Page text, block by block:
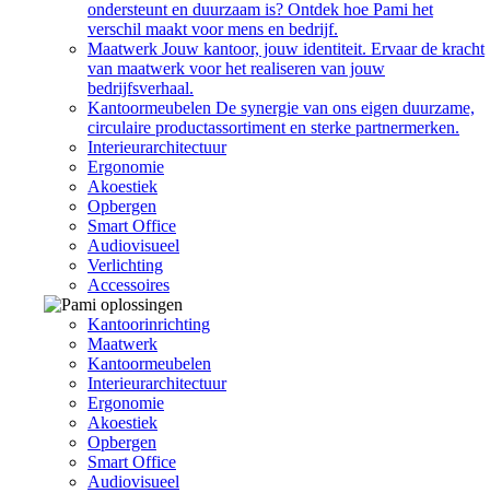
ondersteunt en duurzaam is? Ontdek hoe Pami het
verschil maakt voor mens en bedrijf.
Maatwerk Jouw kantoor, jouw identiteit. Ervaar de kracht
van maatwerk voor het realiseren van jouw
bedrijfsverhaal.
Kantoormeubelen De synergie van ons eigen duurzame,
circulaire productassortiment en sterke partnermerken.
Interieurarchitectuur
Ergonomie
Akoestiek
Opbergen
Smart Office
Audiovisueel
Verlichting
Accessoires
Kantoorinrichting
Maatwerk
Kantoormeubelen
Interieurarchitectuur
Ergonomie
Akoestiek
Opbergen
Smart Office
Audiovisueel